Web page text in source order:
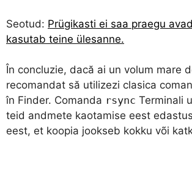
Seotud: Prügikasti ei saa praegu
kasutab teine ülesanne.
În concluzie, dacă ai un volum mare
recomandat să utilizezi clasica
în Finder. Comanda rsync Terminali
teid andmete kaotamise eest
eest, et koopia jookseb kokku või